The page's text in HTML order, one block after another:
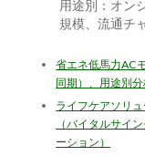
用途別：オン
規模、流通チ
省エネ低馬力AC
同期）、用途別
ライフケアソリ
（バイタルサイ
ーション）